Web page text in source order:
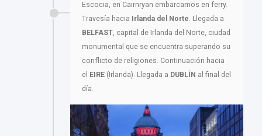
Escocia, en Cairnryan embarcamos en ferry.
Travesía hacia
Irlanda del Norte. Llegada a
BELFAST, capital de Irlanda del Norte, ciudad
monumental que se encuentra superando su
conflicto de religiones. Continuación hacia
el EIRE (Irlanda). Llegada a DUBLÍN al final del
día.